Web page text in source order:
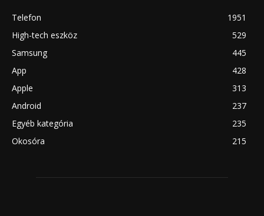
Telefon
1951
High-tech eszköz
529
Samsung
445
App
428
Apple
313
Android
237
Egyéb kategória
235
Okosóra
215